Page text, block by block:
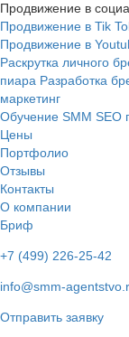
Продвижение в
Продвижение в Tik
Продвижение в
Раскрутка личного
пиара Разработка
маркетинг
Обучение SMM SEO
Цены
Портфолио
Отзывы
Контакты
О компании
Бриф
+7 (499) 226-25-42
info@smm-
Отправить заявку